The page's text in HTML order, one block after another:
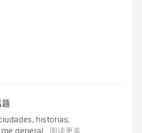
historias,
general...阅读更多